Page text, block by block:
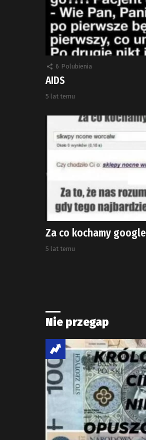
6 Polubienia
AIDS
5 lat temu
Za co kochamy google
5 lat temu
Nie przegap